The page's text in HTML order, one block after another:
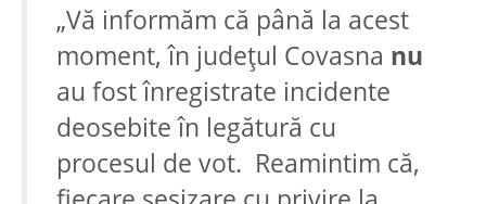
„Vă informăm că până la acest
moment, în județul Covasna nu
au fost înregistrate incidente
deosebite în legătură cu
procesul de vot. Reamintim că,